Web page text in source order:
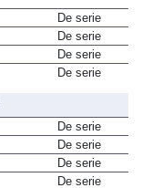
De serie
De serie
De serie
De serie
De serie
De serie